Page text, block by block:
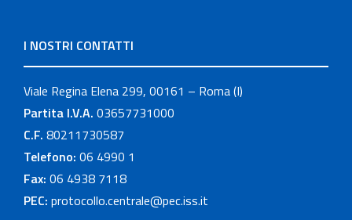
I NOSTRI CONTATTI
Viale Regina Elena 299, 00161 – Roma (I)
Partita I.V.A. 03657731000
C.F. 80211730587
Telefono: 06 4990 1
Fax: 06 4938 7118
PEC: protocollo.centrale@pec.iss.it